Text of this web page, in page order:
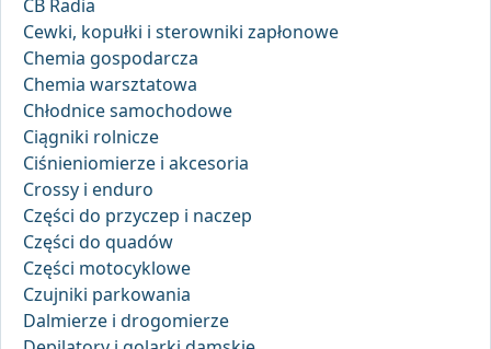
CB Radia
Cewki, kopułki i sterowniki zapłonowe
Chemia gospodarcza
Chemia warsztatowa
Chłodnice samochodowe
Ciągniki rolnicze
Ciśnieniomierze i akcesoria
Crossy i enduro
Części do przyczep i naczep
Części do quadów
Części motocyklowe
Czujniki parkowania
Dalmierze i drogomierze